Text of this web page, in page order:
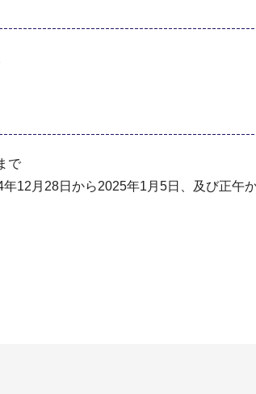
で
12⽉28⽇から2025年1⽉5⽇、及び正午